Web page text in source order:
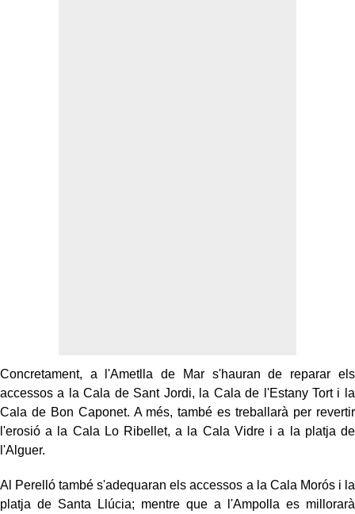
Concretament, a l'Ametlla de Mar s'hauran de reparar els
accessos a la Cala de Sant Jordi, la Cala de l'Estany Tort i la
Cala de Bon Caponet. A més, també es treballarà per revertir
l'erosió a la Cala Lo Ribellet, a la Cala Vidre i a la platja de
l'Alguer.
Al Perelló també s'adequaran els accessos a la Cala Morós i la
platja de Santa Llúcia; mentre que a l'Ampolla es millorarà